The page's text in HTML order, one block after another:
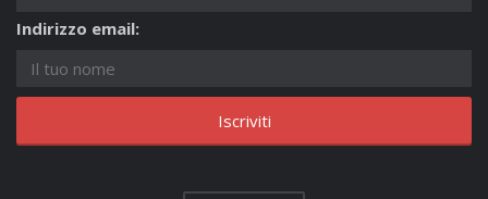
Indirizzo email: